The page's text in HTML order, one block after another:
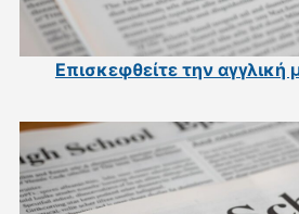
Επισκεφθείτε την αγγλική